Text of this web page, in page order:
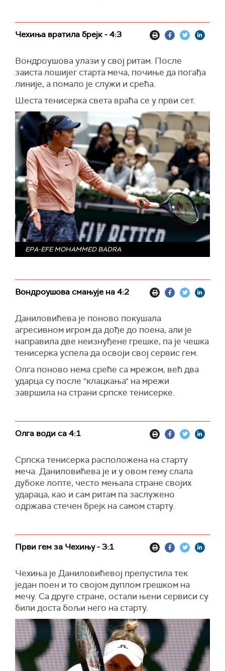
Чехиња вратила брејк - 4:3
Вондроушова улази у свој ритам. После
заиста лошијег старта меча, почиње да погађа
линије, а помало је служи и срећа.
Шеста тенисерка света враћа се у први сет.
EPA-EFE MOHAMMED BADRA
Вондроушова смањује на 4:2
Даниловићева је поново покушала
агресивном игром да дође до поена, али је
направила две неизнуђене грешке, па је чешка
тенисерка успела да освоји свој сервис гем.
Олга поново нема среће са мрежом, већ два
ударца су после "клацкања" на мрежи
завршила на страни српске тенисерке.
Олга води са 4:1
Српска тенисерка расположена на старту
меча. Даниловићева је и у овом гему слала
дубоке лопте, често мењала стране својих
удараца, као и сам ритам па заслужено
одржава стечен брејк на самом старту.
Први гем за Чехињу - 3:1
Чехиња је Даниловићевој препустила тек
један поен и то својом дуплом грешком на
мечу. Са друге стране, остали њени сервиси су
били доста бољи него на старту.